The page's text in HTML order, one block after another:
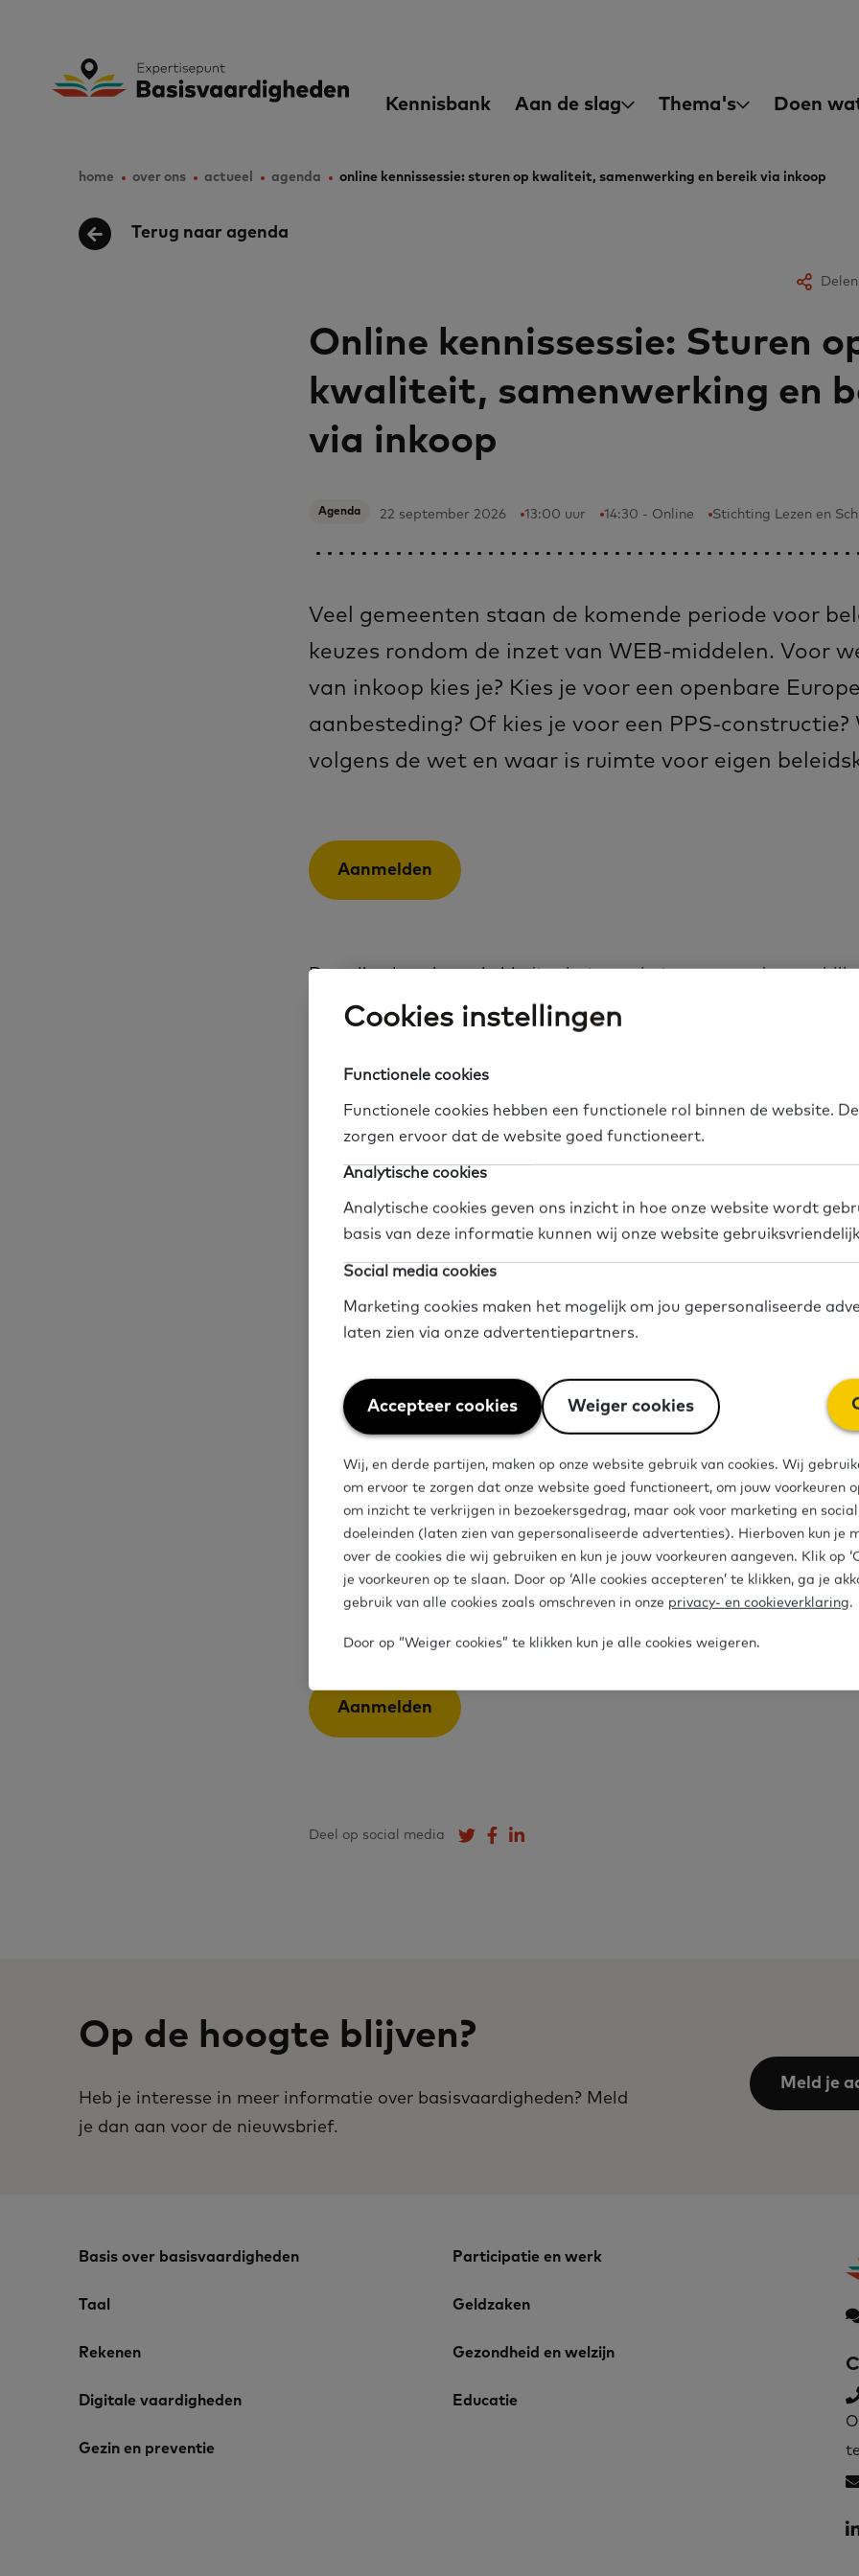
main
Expertisepunt Basisvaardigheden
Main
Kennisbank Aan de slag Thema's Doen
Breadcrumb
home over ons actueel agenda online kennissessie: sturen op kwaliteit, samenwerking en bereik via inkoop
Terug naar agenda
Delen
Online kennissessie: Sturen
kwaliteit, samenwerking en
via inkoop
Agenda 22 september 2026 13:00 uur 14:30 - Online Stichting Lezen en
Veel gemeenten staan de komende periode voor
keuzes rondom de inzet van WEB-middelen. Voor
van inkoop kies je? Kies je voor een openbare
aanbesteding? Of kies je voor een PPS-
volgens de wet en waar is ruimte voor eigen
Aanmelden
De online kennissessie biedt ruimte om in te gaan op de
inkoopvormen en de mogelijkheden die gemeenten hebben om te
maatschappelijke doelen. Denk aan het vergroten van het bereik
van het aanbod, het stimuleren van samenwerking tussen
bevorderen van integraal werken binnen het domein
Wat er aan bod komt:
hoe gemeenten kunnen sturen op kwaliteit, samenwerking en
NT1-doelgroepen;
basisvaardigheden;
welke ondersteuning Stichting Lezen en Schrijven kan bieden.
Deze sessie is speciaal bedoeld voor beleidsambtenaren
andere gemeenteprofessionals die betrokken zijn bij de inzet van
middelen.
Let op:meld je snel aan, want er zijn maar 15 plekken beschikbaar.
Aanmelden
Deel op social media Deel op Twitter
Deel op Facebook
Op de hoogte blijven?
Heb je interesse in meer informatie over basisvaardigheden? Meld
je dan aan voor de nieuwsbrief.
Meld je
Basis over basisvaardigheden Participatie en werk
Taal Geldzaken
Rekenen Gezondheid en welzijn
Digitale vaardigheden Educatie
Gezin en preventie
Cookies instellingen
Functionele cookies
Functionele cookies hebben een functionele rol binnen de website.
zorgen ervoor dat de website goed functioneert.
Analytische cookies
Analytische cookies geven ons inzicht in hoe onze website wordt
basis van deze informatie kunnen wij onze website
Social media cookies
Marketing cookies maken het mogelijk om jou gepersonaliseerde
laten zien via onze advertentiepartners.
Accepteer cookies Weiger cookies
Weiger
cookies
Wij, en derde partijen, maken op onze website gebruik van cookies. Wij
om ervoor te zorgen dat onze website goed functioneert, om jouw voorkeuren
om inzicht te verkrijgen in bezoekersgedrag, maar ook voor marketing en
doeleinden (laten zien van gepersonaliseerde advertenties). Hierboven kun je
over de cookies die wij gebruiken en kun je jouw voorkeuren aangeven. Klik op
je voorkeuren op te slaan. Door op ‘Alle cookies accepteren’ te klikken, ga je
gebruik van alle cookies zoals omschreven in onze privacy- en cookieverklaring.
Door op “Weiger cookies” te klikken kun je alle cookies weigeren.